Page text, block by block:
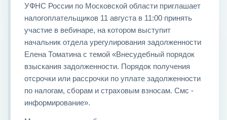
УФНС России по Московской области приглашает
налогоплательщиков 11 августа в 11:00 принять
участие в вебинаре, на котором выступит
начальник отдела урегулирования задолженности
Елена Томатина с темой «Внесудебный порядок
взыскания задолженности. Порядок получения
отсрочки или рассрочки по уплате задолженности
по налогам, сборам и страховым взносам. Смс -
информирование».